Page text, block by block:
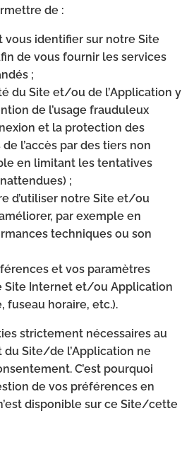
de :
vous identifier sur notre Site
de vous fournir les services
;
du Site et/ou de l’Application y
de l’usage frauduleux
et la protection des
l’accès par des tiers non
en limitant les tentatives
;
d’utiliser notre Site et/ou
par exemple en
techniques ou son
et vos paramètres
Site Internet et/ou Application
fuseau horaire, etc.).
strictement nécessaires au
Site/de l’Application ne
C’est pourquoi
de vos préférences en
disponible sur ce Site/cette